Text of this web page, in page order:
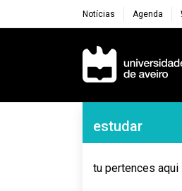
Notícias Agenda
Navegação Principal
estudar
tu pertences aqui